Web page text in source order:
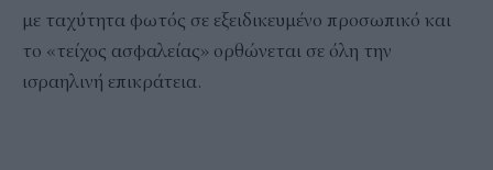
με ταχύτητα φωτός σε εξειδικευμένο προσωπικό και
το «τείχος ασφαλείας» ορθώνεται σε όλη την
ισραηλινή επικράτεια.